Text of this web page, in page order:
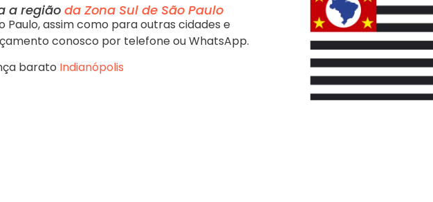
a regiãoda Zona Sul de São Paulo
Paulo, assim como para outras cidades e
conosco por telefone ou WhatsApp.
barato Indianópolis